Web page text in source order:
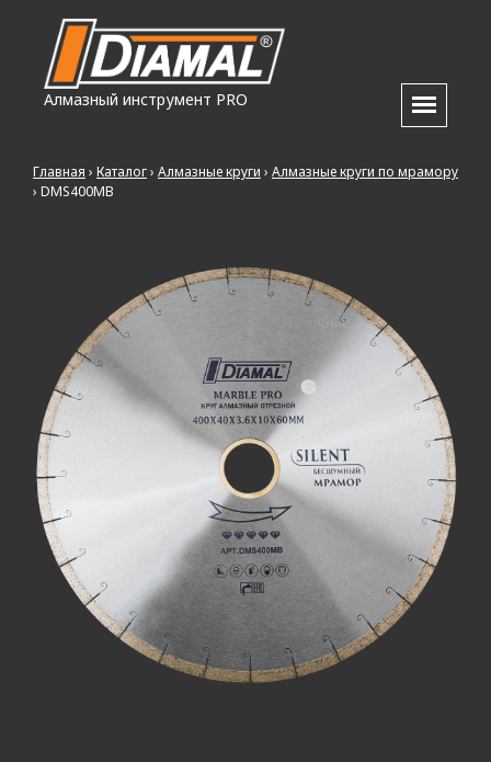
Алмазный инструмент PRO
Главная › Каталог› Алмазные круги › Алмазные круги по мрамору
› DMS400MB